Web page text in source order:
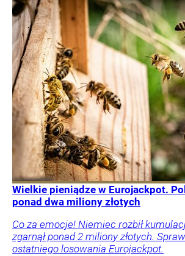
Wielkie pieniądze w Eurojackpot.
ponad dwa miliony złotych
Co za emocje! Niemiec rozbił
zgarnął ponad 2 miliony złotych.
ostatniego losowania Eurojackpot.